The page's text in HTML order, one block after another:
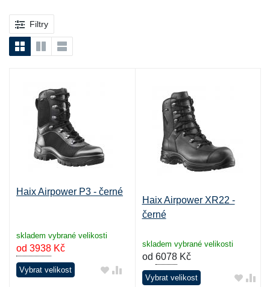
Filtry
Haix Airpower P3 - černé
skladem vybrané velikosti
od 3938 Kč
Vybrat velikost
Haix Airpower XR22 -
černé
skladem vybrané velikosti
od 6078Kč
Vybrat velikost